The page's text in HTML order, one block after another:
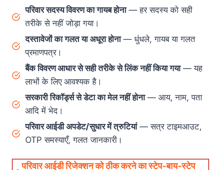
परिवार सदस्य विवरण का गायब होना— हर सदस्य को सही
तरीके से नहीं जोड़ा गया।
दस्तावेजों का गलत या अधूरा होना— धुंधले, गायब या गलत
प्रमाणपत्र।
बैंक विवरण आधार से सही तरीके से लिंक नहीं किया गया— यह
लाभों के लिए आवश्यक है।
सरकारी रिकॉर्ड्स से डेटा का मेल नहीं होना— आय, नाम, पता
आदि में भेद।
परिवार आईडी अपडेट/सुधार में त्रुटियां— सत्र टाइमआउट,
OTP समस्याएँ, गलत जानकारी।
परिवार आईडी रिजेक्शन को ठीक करने का स्टेप‑बाय‑स्टेप